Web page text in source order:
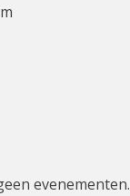
evenementen.